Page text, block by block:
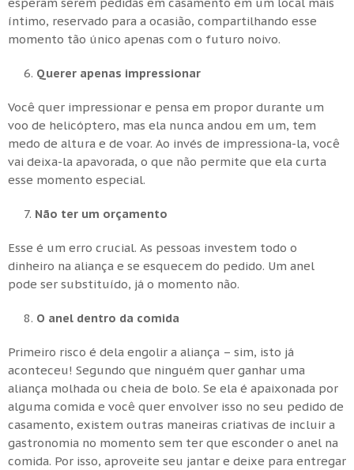
íntimo, reservado para a ocasião, compartilhando esse
momento tão único apenas com o futuro noivo.
Querer apenas impressionar
Você quer impressionar e pensa em propor durante um
voo de helicóptero, mas ela nunca andou em um, tem
medo de altura e de voar. Ao invés de impressiona-la, você
vai deixa-la apavorada, o que não permite que ela curta
esse momento especial.
Não ter um orçamento
Esse é um erro crucial. As pessoas investem todo o
dinheiro na aliança e se esquecem do pedido. Um anel
pode ser substituído, já o momento não.
O anel dentro da comida
Primeiro risco é dela engolir a aliança – sim, isto já
aconteceu! Segundo que ninguém quer ganhar uma
aliança molhada ou cheia de bolo. Se ela é apaixonada por
alguma comida e você quer envolver isso no seu pedido de
casamento, existem outras maneiras criativas de incluir a
gastronomia no momento sem ter que esconder o anel na
comida. Por isso, aproveite seu jantar e deixe para entregar